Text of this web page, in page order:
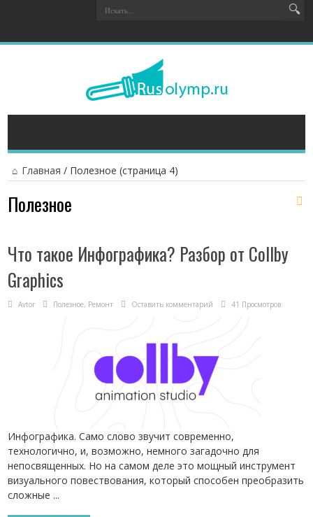
Главная / Полезное (страница 4)
Полезное
Что такое Инфографика? Разбор от Collby
Graphics
Avtor Полезное, Ремонт Оставить комментарий 41 Просмотров
Инфографика. Само слово звучит современно,
технологично, и, возможно, немного загадочно для
непосвященных. Но на самом деле это мощный инструмент
визуального повествования, который способен преобразить
сложные ...